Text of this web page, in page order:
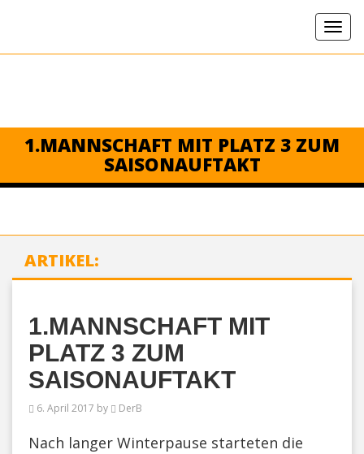
1.MANNSCHAFT MIT PLATZ 3 ZUM
SAISONAUFTAKT
ARTIKEL:
1.MANNSCHAFT MIT
PLATZ 3 ZUM
SAISONAUFTAKT
6. April 2017 by DerB
Nach langer Winterpause starteten die